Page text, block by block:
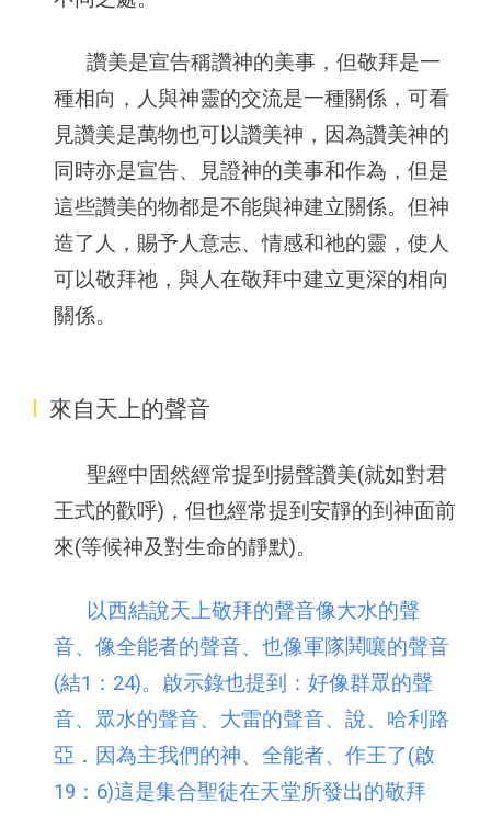
讚美是宣告稱讚神的美事，但敬拜是一
種相向，人與神靈的交流是一種關係，可看
見讚美是萬物也可以讚美神，因為讚美神的
同時亦是宣告、見證神的美事和作為，但是
這些讚美的物都是不能與神建立關係。但神
造了人，賜予人意志、情感和祂的靈，使人
可以敬拜祂，與人在敬拜中建立更深的相向
關係。
I 來自天上的聲音
聖經中固然經常提到揚聲讚美(就如對君
王式的歡呼)，但也經常提到安靜的到神面前
來(等候神及對生命的靜默)。
以西結說天上敬拜的聲音像大水的聲
音、像全能者的聲音、也像軍隊鬨嚷的聲音
(結1：24)。啟示錄也提到：好像群眾的聲
音、眾水的聲音、大雷的聲音、說、哈利路
亞．因為主我們的神、全能者、作王了(啟
19：6)這是集合聖徒在天堂所發出的敬拜